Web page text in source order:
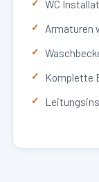
WC
Armaturen
Komplette